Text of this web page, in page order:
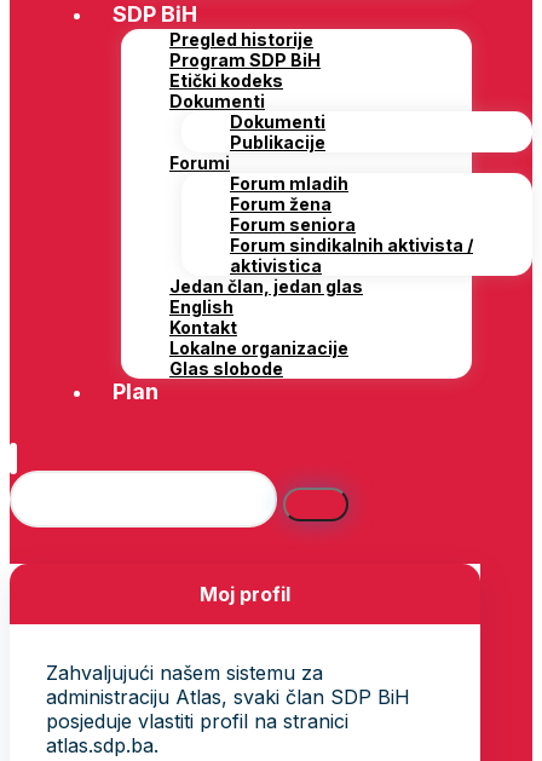
SDP BiH
Pregled historije
Program SDP BiH
Etički kodeks
Dokumenti
Dokumenti
Publikacije
Forumi
Forum mladih
Forum žena
Forum seniora
Forum sindikalnih aktivista /
aktivistica
Jedan član, jedan glas
English
Kontakt
Lokalne organizacije
Glas slobode
Plan
Moj profil
Zahvaljujući našem sistemu za
administraciju Atlas, svaki član SDP BiH
posjeduje vlastiti profil na stranici
atlas.sdp.ba.